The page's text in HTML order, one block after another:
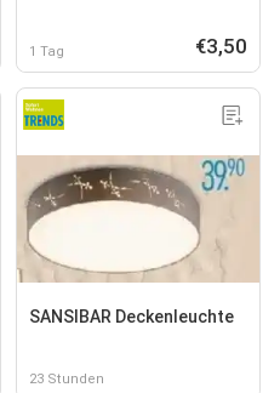
1 Tag €3,50
SANSIBAR Deckenleuchte
23 Stunden